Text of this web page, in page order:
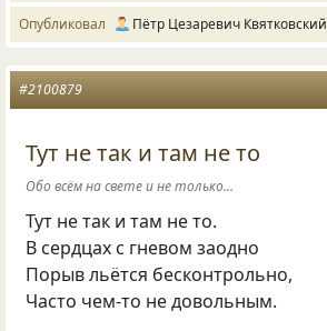
Опубликовал Пётр Цезаревич Квятковский
#2100879
Тут не так и там не то
Обо всём на свете и не только...
Тут не так и там не то.
В сердцах с гневом заодно
Порыв льётся бесконтрольно,
Часто чем-то не довольным.